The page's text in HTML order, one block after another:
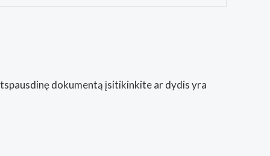
dokumentą įsitikinkite ar dydis yra